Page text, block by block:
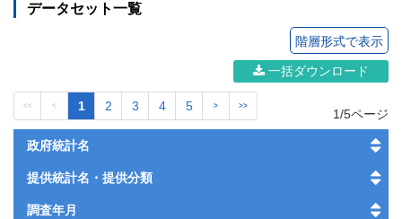
データセット一覧
階層形式で表示
一括ダウンロード
<< < 1 2 3 4 5 > >>
1/5ページ
政府統計名
提供統計名・提供分類
調査年月